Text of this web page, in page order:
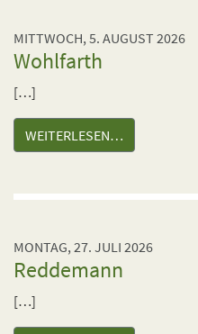
MITTWOCH, 5. AUGUST 2026
Wohlfarth
[…]
WEITERLESEN…
MONTAG, 27. JULI 2026
Reddemann
[…]